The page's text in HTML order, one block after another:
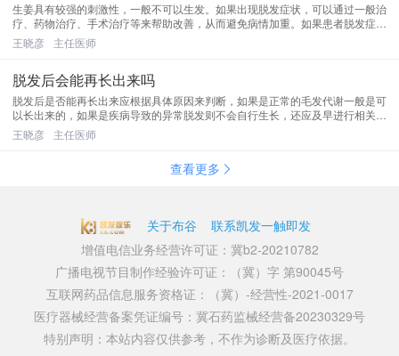
生姜具有较强的刺激性，一般不可以生发。如果出现脱发症状，可以通过一般治
疗、药物治疗、手术治疗等来帮助改善，从而避免病情加重。如果患者脱发症状
并不明显，可以通过做好头部护理来帮助恢复，如适当按摩头皮、按时清洗头部
等，期间也要避免过度拉扯...
王晓彦 主任医师
脱发后会能再长出来吗
脱发后是否能再长出来应根据具体原因来判断，如果是正常的毛发代谢一般是可
以长出来的，如果是疾病导致的异常脱发则不会自行生长，还应及早进行相关治
疗。脱发可分为生理性脱发和病理性脱发，一般生理性脱发多与正常毛发代谢和
精神压力过大等因素有关，...
王晓彦 主任医师
查看更多
关于布谷
联系凯发一触即发
增值电信业务经营许可证：冀b2-20210782
广播电视节目制作经验许可证：（冀）字 第90045号
互联网药品信息服务资格证：（冀）-经营性-2021-0017
医疗器械经营备案凭证编号：冀石药监械经营备20230329号
特别声明：本站内容仅供参考，不作为诊断及医疗依据。